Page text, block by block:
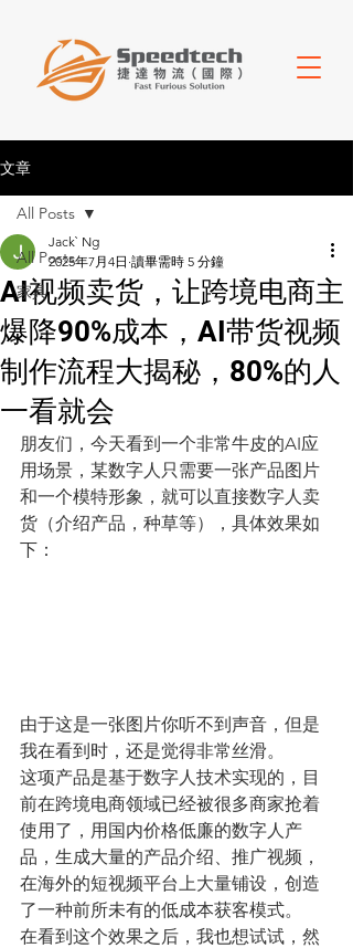
文章
All Posts
家具
All Posts
AI视频卖货，让跨境电商主
爆降90%成本，AI带货视频
制作流程大揭秘，80%的人
一看就会
Jack` Ng
2025年7月4日 讀畢需時 5 分鐘
朋友们，今天看到一个非常牛皮的AI应
用场景，某数字人只需要一张产品图片
和一个模特形象，就可以直接数字人卖
货（介绍产品，种草等），具体效果如
下：
由于这是一张图片你听不到声音，但是
我在看到时，还是觉得非常丝滑。
这项产品是基于数字人技术实现的，目
前在跨境电商领域已经被很多商家抢着
使用了，用国内价格低廉的数字人产
品，生成大量的产品介绍、推广视频，
在海外的短视频平台上大量铺设，创造
了一种前所未有的低成本获客模式。
在看到这个效果之后，我也想试试，然